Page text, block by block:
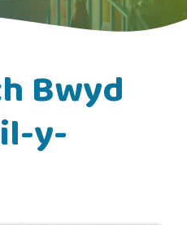
Bwyd
y-